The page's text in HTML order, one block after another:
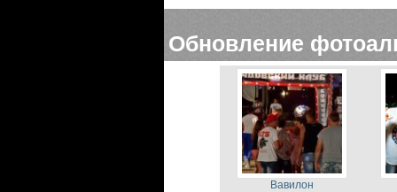
Обновление
Вавилон